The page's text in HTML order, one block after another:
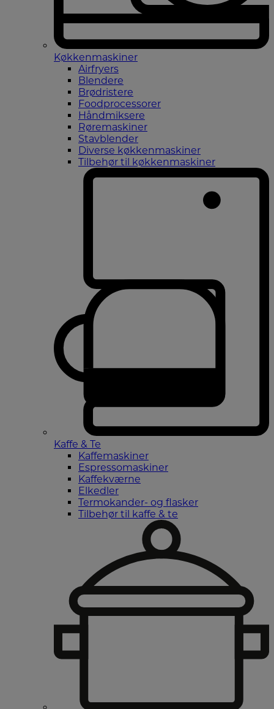
Køkkenmaskiner
Airfryers
Blendere
Brødristere
Foodprocessorer
Håndmiksere
Røremaskiner
Stavblender
Diverse køkkenmaskiner
Tilbehør til køkkenmaskiner
Kaffe & Te
Kaffemaskiner
Espressomaskiner
Kaffekværne
Elkedler
Termokander- og flasker
Tilbehør til kaffe & te